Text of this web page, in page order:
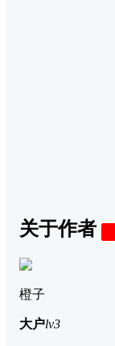
关于作者
橙子
大户lv3